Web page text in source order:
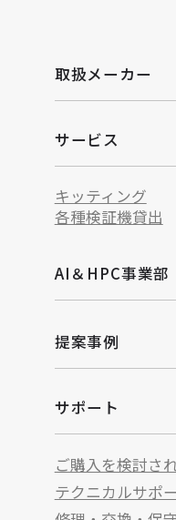
取扱メーカー
サービス
キッティング
各種検証機貸出
AI＆HPC事業部
提案事例
サポート
ご購入を検討さ
テクニカルサポ